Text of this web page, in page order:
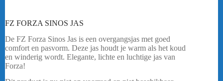
FZ FORZA SINOS JAS
De FZ Forza Sinos Jas is een overgangsjas met goed
comfort en pasvorm. Deze jas houdt je warm als het koud
en winderig wordt. Elegante, lichte en luchtige jas van
Forza!